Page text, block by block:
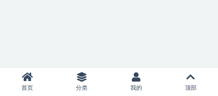
首页 分类 我的 顶部